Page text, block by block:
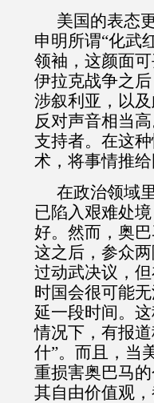
美国的表态
申明所谓“化武
领袖，这颜面
伊拉克战争之
涉叙利亚，以
反对声音相当
支持者。在这
术，将事情推给
在政治领域
已陷入艰难处
好。然而，奥
这之后，参众
过动武决议，
时国会很可能
延一段时间。
情况下，有报
什”。而且，当
重损害奥巴马
其自由价值观，